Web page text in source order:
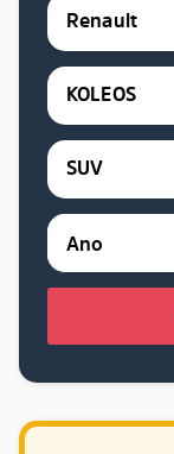
Renault
KOLEOS
SUV